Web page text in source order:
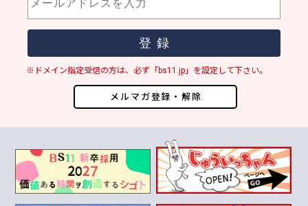
メルマガ登録・解除
※ドメイン指定受信の方は、必ず「bs11.jp」を設定して下さい。